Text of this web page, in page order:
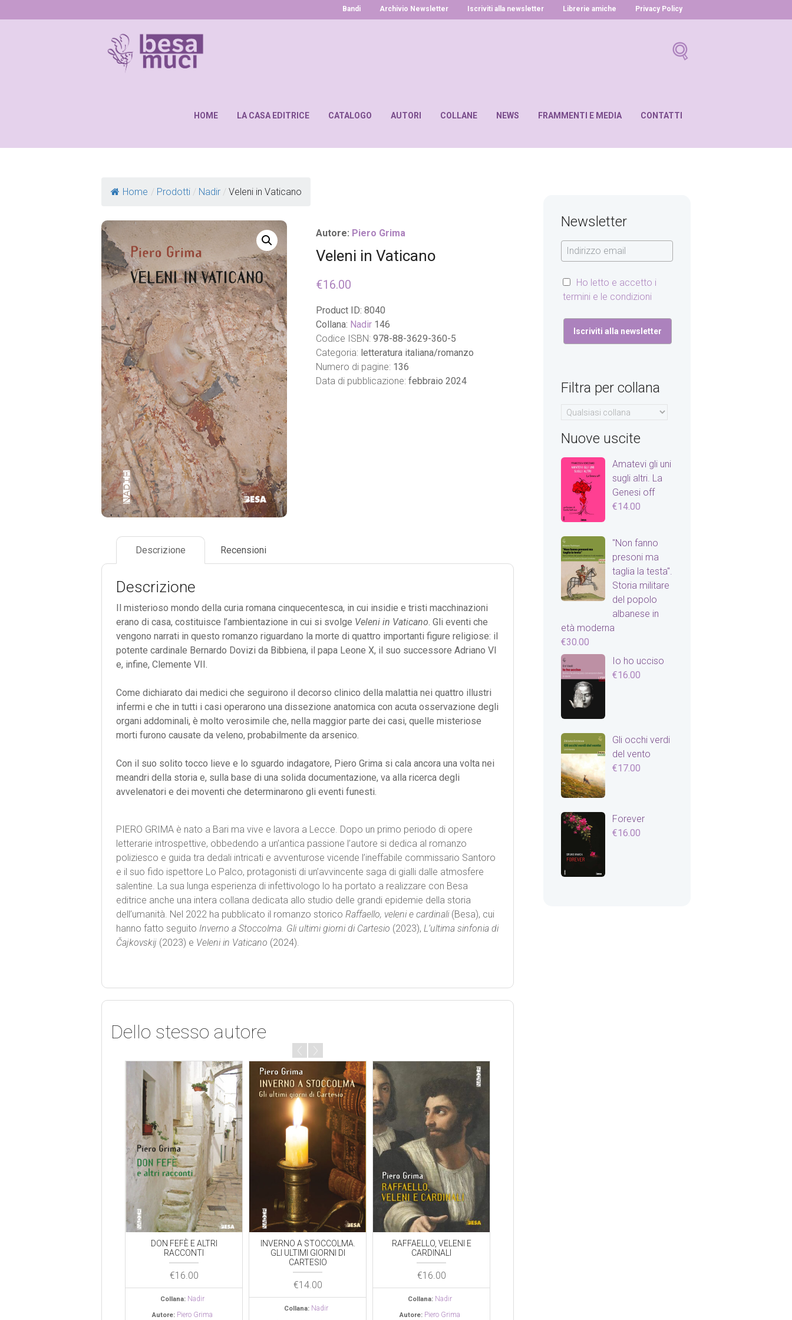
Bandi Archivio Newsletter Iscriviti alla newsletter Librerie amiche Privacy Policy
HOME LA CASA EDITRICE CATALOGO AUTORI COLLANE NEWS FRAMMENTI E MEDIA CONTATTI
Home / Prodotti / Nadir / Veleni in Vaticano
Autore: Piero Grima
Veleni in Vaticano
€16.00
Product ID: 8040
Collana: Nadir 146
Codice ISBN: 978-88-3629-360-5
Categoria: letteratura italiana/romanzo
Numero di pagine: 136
Data di pubblicazione: febbraio 2024
Descrizione Recensioni
Descrizione
Il misterioso mondo della curia romana cinquecentesca, in cui insidie e tristi macchinazioni
erano di casa, costituisce l’ambientazione in cui si svolge Veleni in Vaticano. Gli eventi che
vengono narrati in questo romanzo riguardano la morte di quattro importanti figure religiose: il
potente cardinale Bernardo Dovizi da Bibbiena, il papa Leone X, il suo successore Adriano VI
e, infine, Clemente VII.
Come dichiarato dai medici che seguirono il decorso clinico della malattia nei quattro illustri
infermi e che in tutti i casi operarono una dissezione anatomica con acuta osservazione degli
organi addominali, è molto verosimile che, nella maggior parte dei casi, quelle misteriose
morti furono causate da veleno, probabilmente da arsenico.
Con il suo solito tocco lieve e lo sguardo indagatore, Piero Grima si cala ancora una volta nei
meandri della storia e, sulla base di una solida documentazione, va alla ricerca degli
avvelenatori e dei moventi che determinarono gli eventi funesti.
PIERO GRIMA è nato a Bari ma vive e lavora a Lecce. Dopo un primo periodo di opere
letterarie introspettive, obbedendo a un’antica passione l’autore si dedica al romanzo
poliziesco e guida tra dedali intricati e avventurose vicende l’ineffabile commissario Santoro
e il suo fido ispettore Lo Palco, protagonisti di un’avvincente saga di gialli dalle atmosfere
salentine. La sua lunga esperienza di infettivologo lo ha portato a realizzare con Besa
editrice anche una intera collana dedicata allo studio delle grandi epidemie della storia
dell’umanità. Nel 2022 ha pubblicato il romanzo storico Raffaello, veleni e cardinali(Besa), cui
hanno fatto seguito Inverno a Stoccolma. Gli ultimi giorni di Cartesio (2023), L’ultima sinfonia di
Čajkovskij (2023) e Veleni in Vaticano (2024).
Dello stesso autore
INVERNO A STOCCOLMA.
GLI ULTIMI GIORNI DI
€14.00
RAFFAELLO, VELENI E
CARDINALI
Collana:Nadir
AIDS | EBOLA
Collana:Le grandi epidemie
Newsletter
Ho letto e accetto i
termini e le condizioni
Filtra per collana
Nuove uscite
Amatevi gli uni
sugli altri. La
Genesi off
€14.00
"Non fanno
presoni ma
taglia la testa".
Storia militare
del popolo
albanese in
età moderna
€30.00
Io ho ucciso
€16.00
Gli occhi verdi
del vento
€17.00
Forever
€16.00